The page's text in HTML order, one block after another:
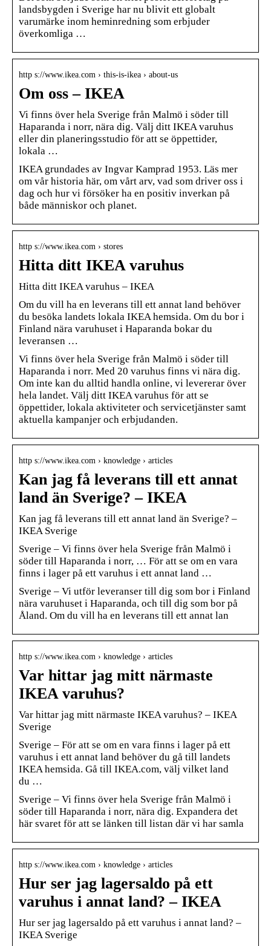
landsbygden i Sverige har nu blivit ett globalt
varumärke inom heminredning som erbjuder
överkomliga …
http s://www.ikea.com › this-is-ikea › about-us
Om oss – IKEA
Vi finns över hela Sverige från Malmö i söder till
Haparanda i norr, nära dig. Välj ditt IKEA varuhus
eller din planeringsstudio för att se öppettider,
lokala …
IKEA grundades av Ingvar Kamprad 1953. Läs mer
om vår historia här, om vårt arv, vad som driver oss i
dag och hur vi försöker ha en positiv inverkan på
både människor och planet.
http s://www.ikea.com › stores
Hitta ditt IKEA varuhus
Hitta ditt IKEA varuhus – IKEA
Om du vill ha en leverans till ett annat land behöver
du besöka landets lokala IKEA hemsida. Om du bor i
Finland nära varuhuset i Haparanda bokar du
leveransen …
Vi finns över hela Sverige från Malmö i söder till
Haparanda i norr. Med 20 varuhus finns vi nära dig.
Om inte kan du alltid handla online, vi levererar över
hela landet. Välj ditt IKEA varuhus för att se
öppettider, lokala aktiviteter och servicetjänster samt
aktuella kampanjer och erbjudanden.
http s://www.ikea.com › knowledge › articles
Kan jag få leverans till ett annat
land än Sverige? – IKEA
Kan jag få leverans till ett annat land än Sverige? –
IKEA Sverige
Sverige – Vi finns över hela Sverige från Malmö i
söder till Haparanda i norr, … För att se om en vara
finns i lager på ett varuhus i ett annat land …
Sverige – Vi utför leveranser till dig som bor i Finland
nära varuhuset i Haparanda, och till dig som bor på
Åland. Om du vill ha en leverans till ett annat lan
http s://www.ikea.com › knowledge › articles
Var hittar jag mitt närmaste
IKEA varuhus?
Var hittar jag mitt närmaste IKEA varuhus? – IKEA
Sverige
Sverige – För att se om en vara finns i lager på ett
varuhus i ett annat land behöver du gå till landets
IKEA hemsida. Gå till IKEA.com, välj vilket land
du …
Sverige – Vi finns över hela Sverige från Malmö i
söder till Haparanda i norr, nära dig. Expandera det
här svaret för att se länken till listan där vi har samla
http s://www.ikea.com › knowledge › articles
Hur ser jag lagersaldo på ett
varuhus i annat land? – IKEA
Hur ser jag lagersaldo på ett varuhus i annat land? –
IKEA Sverige